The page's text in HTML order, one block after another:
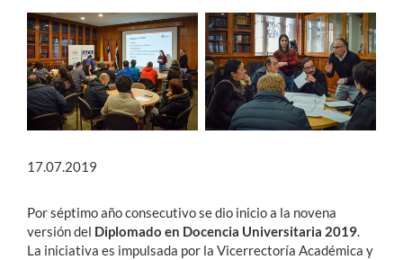
Funcionarios
Alumni
English
17.07.2019
Por séptimo año consecutivo se dio inicio a la novena
versión del Diplomado en Docencia Universitaria 2019.
La iniciativa es impulsada por la Vicerrectoría Académica y